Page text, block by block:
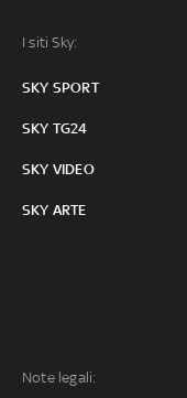
I siti Sky:
SKY SPORT
SKY TG24
SKY VIDEO
SKY ARTE
Note legali: